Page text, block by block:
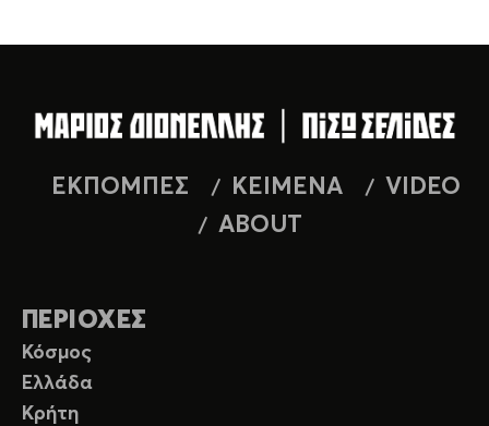
ΕΚΠΟΜΠΕΣ ΚΕΙΜΕΝΑ
VIDEO
ABOUT
ΠΕΡΙΟΧΕΣ
Κόσμος
Ελλάδα
Κρήτη